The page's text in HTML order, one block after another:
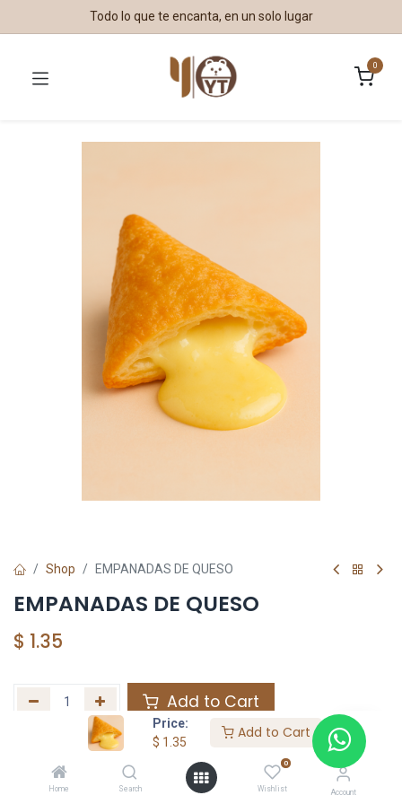
Price:
$ 1.35
Add to Cart
Home Search
0
Wishlist Account
Todo lo que te encanta, en un solo lugar
0
Shop EMPANADAS DE QUESO
EMPANADAS DE QUESO
$ 1.35
Add to Cart
Agregar a la lista de deseos
Share :